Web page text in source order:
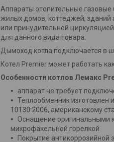
Аппараты отопительные
жилых домов, коттеджей, зданий
или принудительной
для данного вида товара.
Дымоход котла подключается в
Котел Premier может работать
Особенности котлов Лемакс
аппарат не требует
Теплообменник изготовлен
10130:2006, американскому
Оснащение оригинальными
микрофакельной горелкой
Покрытие